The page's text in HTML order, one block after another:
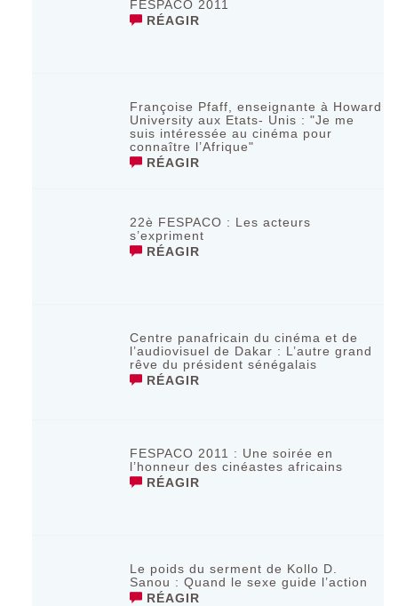
FESPACO 2011
RÉAGIR
Françoise Pfaff, enseignante à Howard
University aux Etats- Unis : "Je me
suis intéressée au cinéma pour
connaître l’Afrique"
RÉAGIR
22è FESPACO : Les acteurs
s’expriment
RÉAGIR
Centre panafricain du cinéma et de
l’audiovisuel de Dakar : L’autre grand
rêve du président sénégalais
RÉAGIR
FESPACO 2011 : Une soirée en
l’honneur des cinéastes africains
RÉAGIR
Le poids du serment de Kollo D.
Sanou : Quand le sexe guide l’action
RÉAGIR